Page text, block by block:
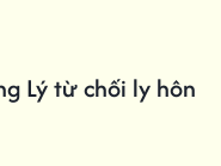
Lý từ chối ly hôn